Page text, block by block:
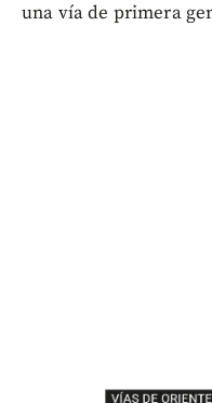
una vía de primera